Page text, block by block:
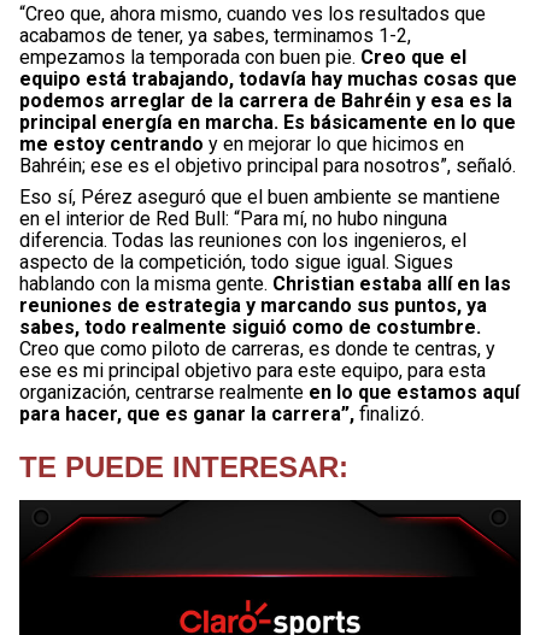
“Creo que, ahora mismo, cuando ves los resultados que
acabamos de tener, ya sabes, terminamos 1-2,
empezamos la temporada con buen pie. Creo que el
equipo está trabajando, todavía hay muchas cosas que
podemos arreglar de la carrera de Bahréin y esa es la
principal energía en marcha. Es básicamente en lo que
me estoy centrando y en mejorar lo que hicimos en
Bahréin; ese es el objetivo principal para nosotros”, señaló.
Eso sí, Pérez aseguró que el buen ambiente se mantiene
en el interior de Red Bull: “Para mí, no hubo ninguna
diferencia. Todas las reuniones con los ingenieros, el
aspecto de la competición, todo sigue igual. Sigues
hablando con la misma gente. Christian estaba allí en las
reuniones de estrategia y marcando sus puntos, ya
sabes, todo realmente siguió como de costumbre.
Creo que como piloto de carreras, es donde te centras, y
ese es mi principal objetivo para este equipo, para esta
organización, centrarse realmente en lo que estamos aquí
para hacer, que es ganar la carrera”, finalizó.
TE PUEDE INTERESAR: